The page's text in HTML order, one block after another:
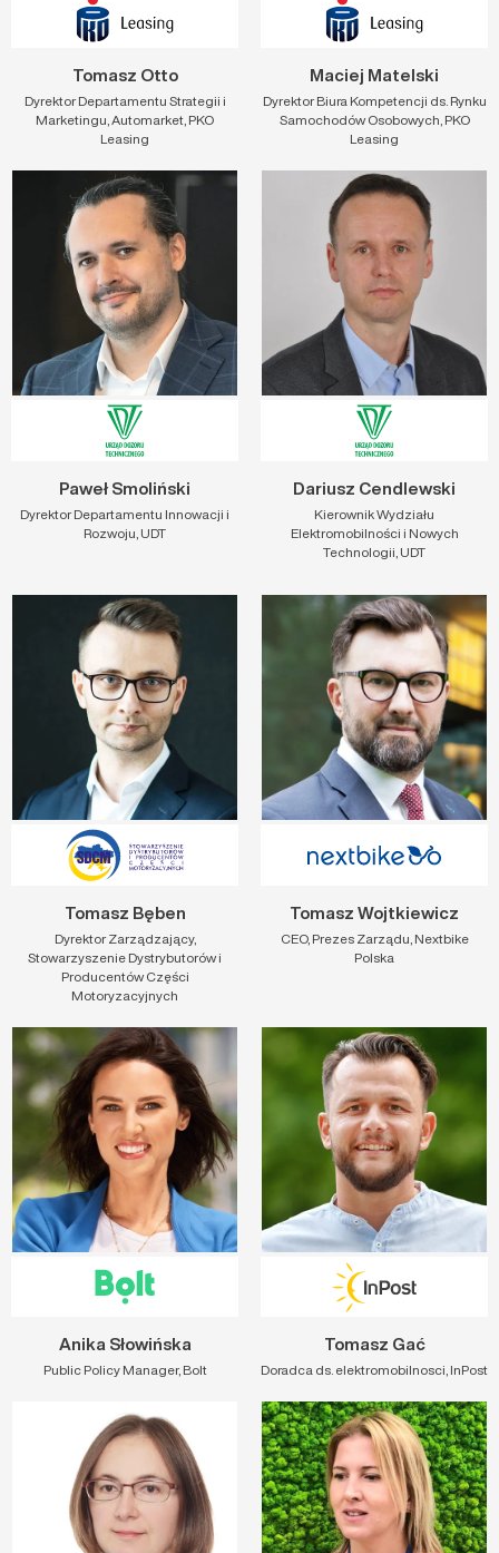
Tomasz Otto
Dyrektor Departamentu Strategii i
Marketingu, Automarket, PKO
Leasing
Maciej Matelski
Dyrektor Biura Kompetencji ds. Rynku
Samochodów Osobowych, PKO
Leasing
Paweł Smoliński
Dyrektor Departamentu Innowacji i
Rozwoju, UDT
Dariusz Cendlewski
Kierownik Wydziału
Elektromobilności i Nowych
Technologii, UDT
Tomasz Bęben
Dyrektor Zarządzający,
Stowarzyszenie Dystrybutorów i
Producentów Części
Motoryzacyjnych
Tomasz Wojtkiewicz
CEO, Prezes Zarządu, Nextbike
Polska
Anika Słowińska
Public Policy Manager, Bolt
Tomasz Gać
Doradca ds. elektromobilnosci, InPost